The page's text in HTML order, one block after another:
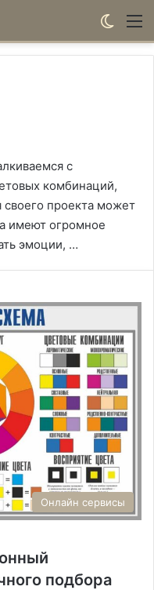
с
комбинаций,
своего проекта может
имеют огромное
эмоции, …
Онлайн сервисы
подбора